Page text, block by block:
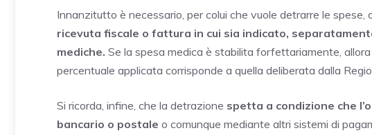
Innanzitutto è necessario, per colui che vuole detrarre le spese,
ricevuta fiscale o fattura in cui sia indicato,
mediche. Se la spesa medica è stabilita forfettariamente,
percentuale applicata corrisponde a quella deliberata dalla
Si ricorda, infine, che la detrazione spetta a condizione che
bancario o postale o comunque mediante altri sistemi di